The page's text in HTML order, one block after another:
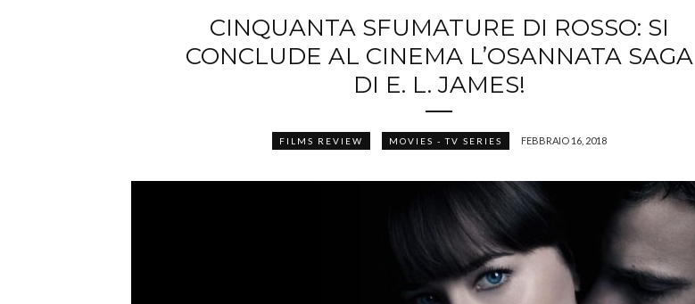
CINQUANTA SFUMATURE DI ROSSO: SI
CONCLUDE AL CINEMA L’OSANNATA SAGA
DI E. L. JAMES!
FILMS REVIEW MOVIES - TV SERIES FEBBRAIO 16, 2018